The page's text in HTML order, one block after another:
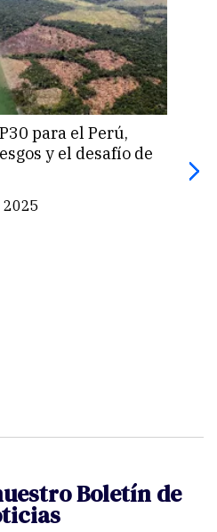
para el Perú,
y el desafío de
2025
Boletín de